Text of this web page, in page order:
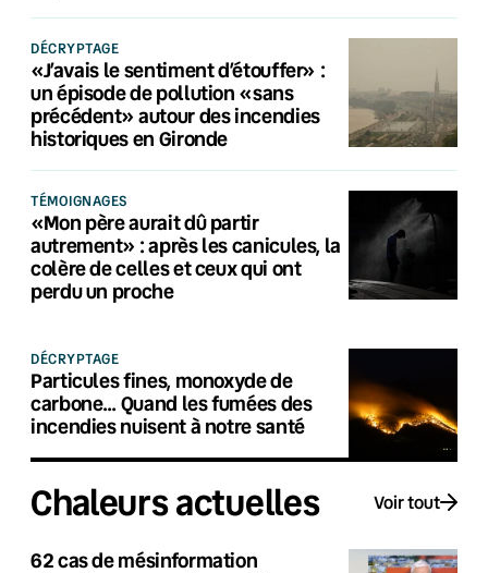
DÉCRYPTAGE
«J’avais le sentiment d’étouffer» :
un épisode de pollution «sans
précédent» autour des incendies
historiques en Gironde
TÉMOIGNAGES
«Mon père aurait dû partir
autrement» : après les canicules, la
colère de celles et ceux qui ont
perdu un proche
DÉCRYPTAGE
Particules fines, monoxyde de
carbone… Quand les fumées des
incendies nuisent à notre santé
Chaleurs actuelles Voir tout
62 cas de mésinformation